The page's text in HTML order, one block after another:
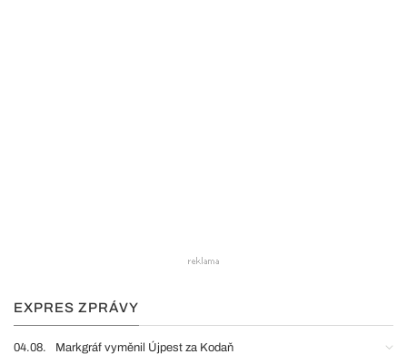
EXPRES ZPRÁVY
04.08. Markgráf vyměnil Újpest za Kodaň